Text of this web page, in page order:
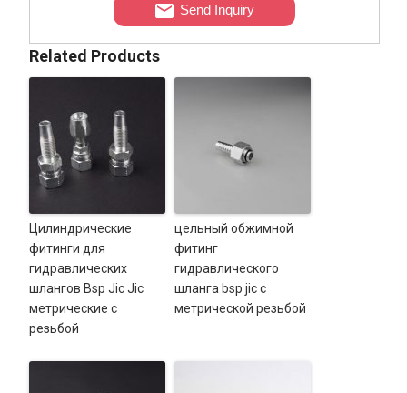
Send Inquiry
Related Products
Цилиндрические
фитинги для
гидравлических
шлангов Bsp Jic Jic
метрические с
резьбой
цельный обжимной
фитинг
гидравлического
шланга bsp jic с
метрической резьбой